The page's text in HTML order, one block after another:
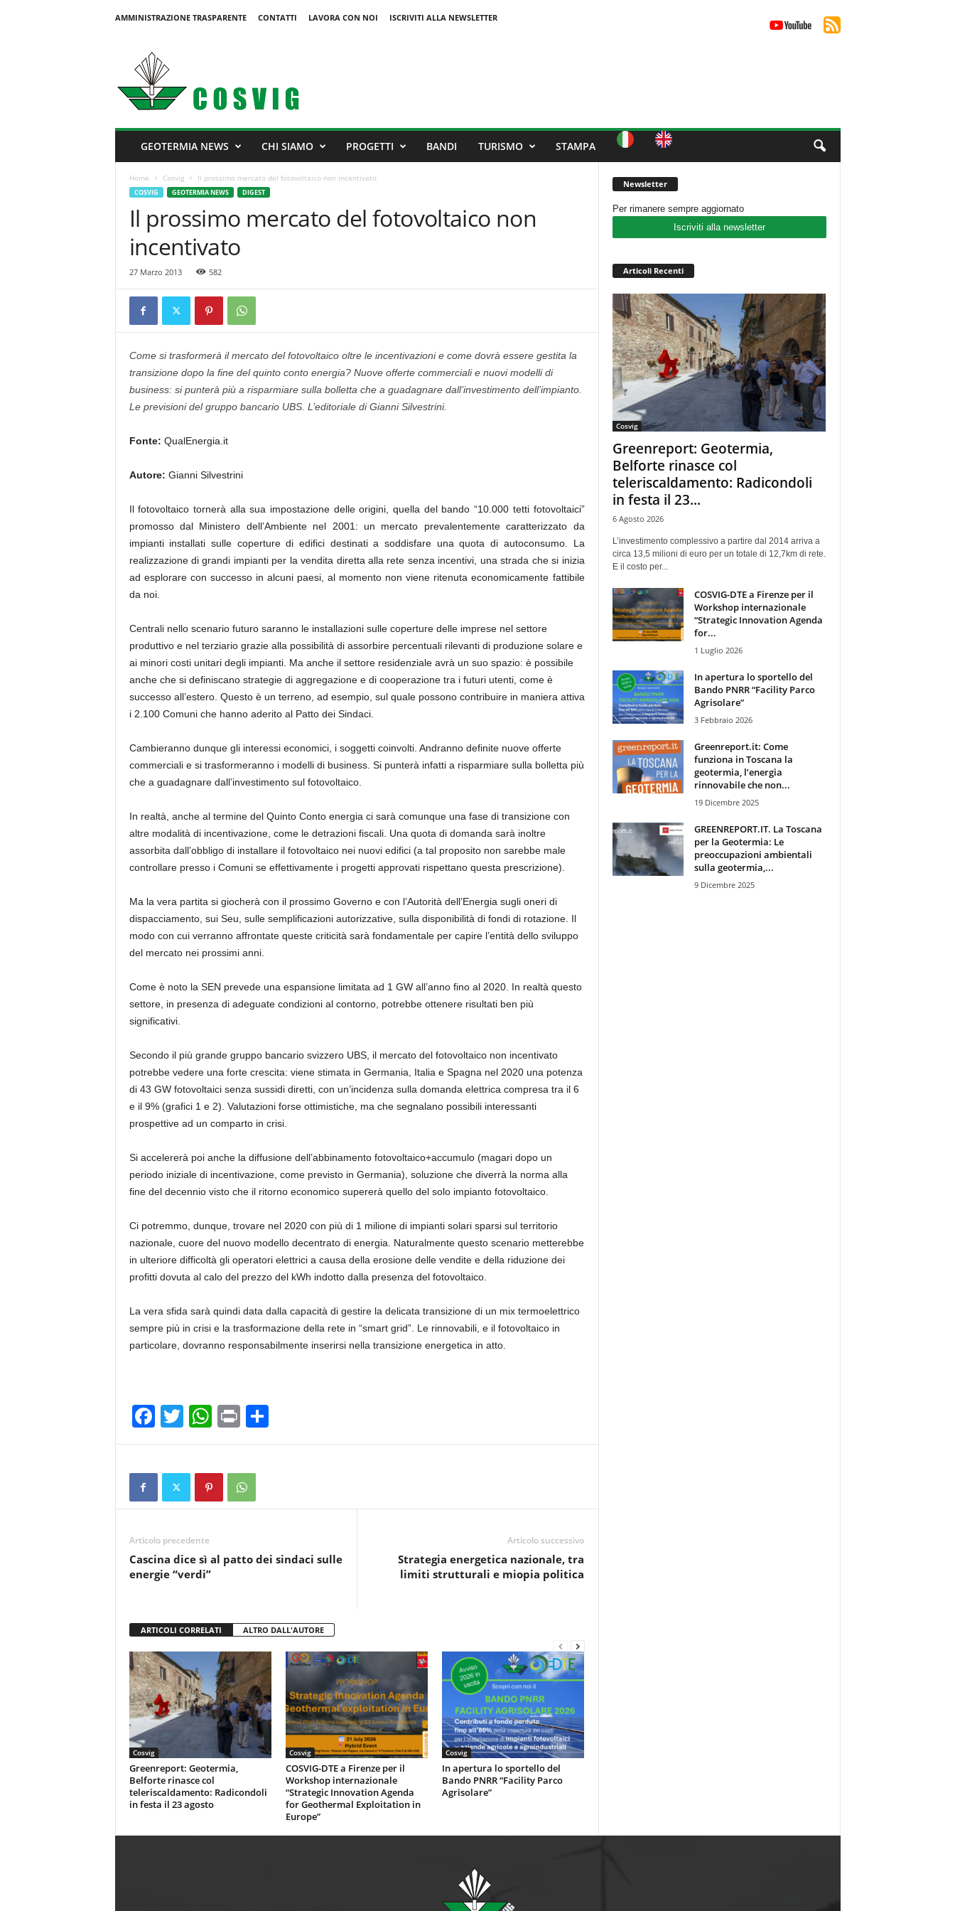
AMMINISTRAZIONE TRASPARENTE CONTATTI LAVORA CON NOI ISCRIVITI ALLA NEWSLETTER
GEOTERMIA NEWS CHI SIAMO PROGETTI BANDI TURISMO STAMPA
Home Cosvig Il prossimo mercato del fotovoltaico non incentivato
COSVIG GEOTERMIA NEWS DIGEST
Il prossimo mercato del fotovoltaico non
incentivato
27 Marzo 2013 582
Come si trasformerà il mercato del fotovoltaico oltre le incentivazioni e come dovrà essere gestita la
transizione dopo la fine del quinto conto energia? Nuove offerte commerciali e nuovi modelli di
business: si punterà più a risparmiare sulla bolletta che a guadagnare dall’investimento dell’impianto.
Le previsioni del gruppo bancario UBS. L’editoriale di Gianni Silvestrini.
Fonte: QualEnergia.it
Autore: Gianni Silvestrini
Il fotovoltaico tornerà alla sua impostazione delle origini, quella del bando “10.000 tetti fotovoltaici”
promosso dal Ministero dell’Ambiente nel 2001: un mercato prevalentemente caratterizzato da
impianti installati sulle coperture di edifici destinati a soddisfare una quota di autoconsumo. La
realizzazione di grandi impianti per la vendita diretta alla rete senza incentivi, una strada che si inizia
ad esplorare con successo in alcuni paesi, al momento non viene ritenuta economicamente fattibile
da noi.
Centrali nello scenario futuro saranno le installazioni sulle coperture delle imprese nel settore
produttivo e nel terziario grazie alla possibilità di assorbire percentuali rilevanti di produzione solare e
ai minori costi unitari degli impianti. Ma anche il settore residenziale avrà un suo spazio: è possibile
anche che si definiscano strategie di aggregazione e di cooperazione tra i futuri utenti, come è
successo all’estero. Questo è un terreno, ad esempio, sul quale possono contribuire in maniera attiva
i 2.100 Comuni che hanno aderito al Patto dei Sindaci.
Cambieranno dunque gli interessi economici, i soggetti coinvolti. Andranno definite nuove offerte
commerciali e si trasformeranno i modelli di business. Si punterà infatti a risparmiare sulla bolletta più
che a guadagnare dall’investimento sul fotovoltaico.
In realtà, anche al termine del Quinto Conto energia ci sarà comunque una fase di transizione con
altre modalità di incentivazione, come le detrazioni fiscali. Una quota di domanda sarà inoltre
assorbita dall’obbligo di installare il fotovoltaico nei nuovi edifici (a tal proposito non sarebbe male
controllare presso i Comuni se effettivamente i progetti approvati rispettano questa prescrizione).
Ma la vera partita si giocherà con il prossimo Governo e con l’Autorità dell’Energia sugli oneri di
dispacciamento, sui Seu, sulle semplificazioni autorizzative, sulla disponibilità di fondi di rotazione. Il
modo con cui verranno affrontate queste criticità sarà fondamentale per capire l’entità dello sviluppo
del mercato nei prossimi anni.
Come è noto la SEN prevede una espansione limitata ad 1 GW all’anno fino al 2020. In realtà questo
settore, in presenza di adeguate condizioni al contorno, potrebbe ottenere risultati ben più
significativi.
Secondo il più grande gruppo bancario svizzero UBS, il mercato del fotovoltaico non incentivato
potrebbe vedere una forte crescita: viene stimata in Germania, Italia e Spagna nel 2020 una potenza
di 43 GW fotovoltaici senza sussidi diretti, con un’incidenza sulla domanda elettrica compresa tra il 6
e il 9% (grafici 1 e 2). Valutazioni forse ottimistiche, ma che segnalano possibili interessanti
prospettive ad un comparto in crisi.
Si accelererà poi anche la diffusione dell’abbinamento fotovoltaico+accumulo (magari dopo un
periodo iniziale di incentivazione, come previsto in Germania), soluzione che diverrà la norma alla
fine del decennio visto che il ritorno economico supererà quello del solo impianto fotovoltaico.
Ci potremmo, dunque, trovare nel 2020 con più di 1 milione di impianti solari sparsi sul territorio
nazionale, cuore del nuovo modello decentrato di energia. Naturalmente questo scenario metterebbe
in ulteriore difficoltà gli operatori elettrici a causa della erosione delle vendite e della riduzione dei
profitti dovuta al calo del prezzo del kWh indotto dalla presenza del fotovoltaico.
La vera sfida sarà quindi data dalla capacità di gestire la delicata transizione di un mix termoelettrico
sempre più in crisi e la trasformazione della rete in “smart grid”. Le rinnovabili, e il fotovoltaico in
particolare, dovranno responsabilmente inserirsi nella transizione energetica in atto.
F
a
b
o
k
T
wi
W
h
s
A
p
Pr
in o
vi
Articolo precedente
Cascina dice sì al patto dei sindaci sulle
energie “verdi”
Articolo successivo
Strategia energetica nazionale, tra
limiti strutturali e miopia politica
ARTICOLI CORRELATI ALTRO DALL'AUTORE
Cosvig
Greenreport: Geotermia,
Belforte rinasce col
teleriscaldamento: Radicondoli
in festa il 23 agosto
Cosvig
COSVIG-DTE a Firenze per il
Workshop internazionale
“Strategic Innovation Agenda
for Geothermal Exploitation in
Europe”
Cosvig
In apertura lo sportello del
Bando PNRR “Facility Parco
Agrisolare”
Newsletter
Per rimanere sempre aggiornato
Iscriviti alla newsletter
Articoli Recenti
Cosvig
Greenreport: Geotermia,
Belforte rinasce col
teleriscaldamento: Radicondoli
in festa il 23...
6 Agosto 2026
L’investimento complessivo a partire dal 2014 arriva a
circa 13,5 milioni di euro per un totale di 12,7km di rete.
E il costo per...
COSVIG-DTE a Firenze per il
Workshop internazionale
“Strategic Innovation Agenda
for...
1 Luglio 2026
In apertura lo sportello del
Bando PNRR “Facility Parco
Agrisolare”
3 Febbraio 2026
Greenreport.it: Come
funziona in Toscana la
geotermia, l’energia
rinnovabile che non...
19 Dicembre 2025
GREENREPORT.IT. La Toscana
per la Geotermia: Le
preoccupazioni ambientali
sulla geotermia,...
9 Dicembre 2025